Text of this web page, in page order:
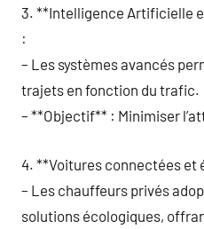
3. **Intelligence Artificielle
:
– Les systèmes avancés
trajets en fonction du trafic.
– **Objectif** : Minimiser
4. **Voitures connectées et
– Les chauffeurs privés
solutions écologiques,